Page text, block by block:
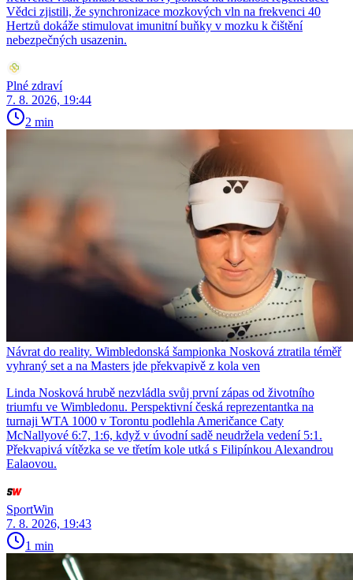
Vědci zjistili, že synchronizace mozkových vln na frekvenci 40
Hertzů dokáže stimulovat imunitní buňky v mozku k čištění
nebezpečných usazenin.
Plné zdraví
7. 8. 2026, 19:44
2 min
Návrat do reality. Wimbledonská šampionka Nosková ztratila téměř
vyhraný set a na Masters jde překvapivě z kola ven
Linda Nosková hrubě nezvládla svůj první zápas od životního
triumfu ve Wimbledonu. Perspektivní česká reprezentantka na
turnaji WTA 1000 v Torontu podlehla Američance Caty
McNallyové 6:7, 1:6, když v úvodní sadě neudržela vedení 5:1.
Překvapivá vítězka se ve třetím kole utká s Filipínkou Alexandrou
Ealaovou.
SportWin
7. 8. 2026, 19:43
1 min